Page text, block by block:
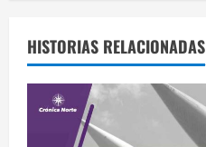
a
c
HISTORIAS RELACIONADAS